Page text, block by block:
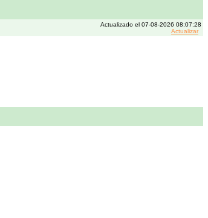
Actualizado el 07-08-2026 08:07:28
Actualizar